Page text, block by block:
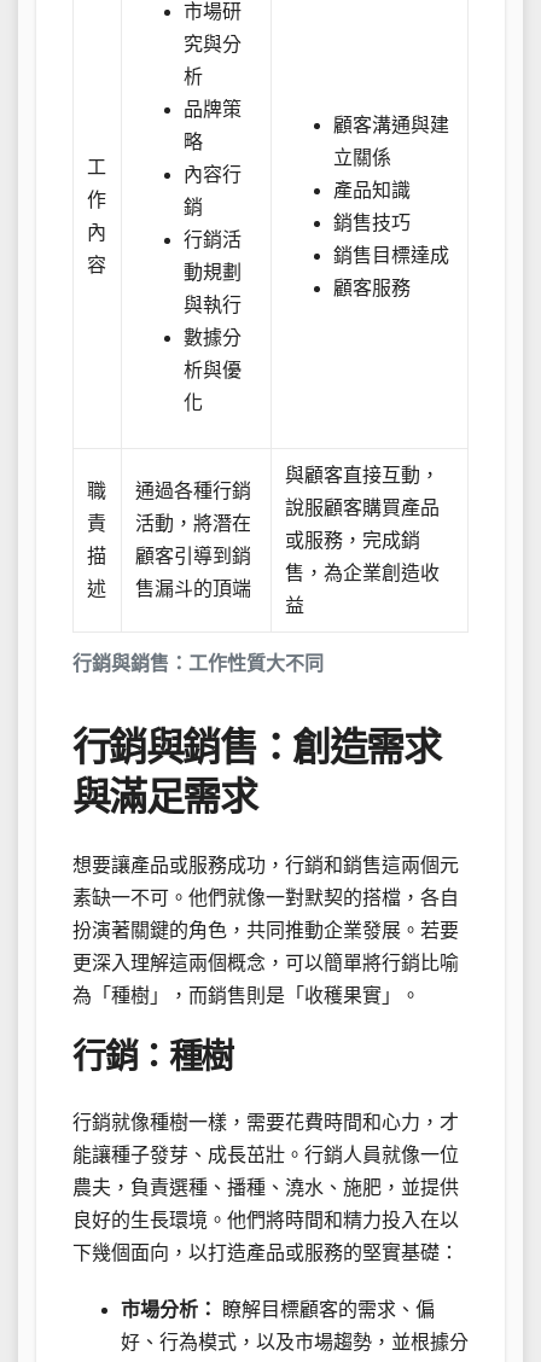
行銷與銷售：工作性質大不同
工
作
內
容
市場研
究與分
析
品牌策
略
內容行
銷
行銷活
動規劃
與執行
數據分
析與優
化
顧客溝通與建
立關係
產品知識
銷售技巧
銷售目標達成
顧客服務
職
責
描
述
通過各種行銷
活動，將潛在
顧客引導到銷
售漏斗的頂端
與顧客直接互動，
說服顧客購買產品
或服務，完成銷
售，為企業創造收
益
行銷與銷售：創造需求
與滿足需求
想要讓產品或服務成功，行銷和銷售這兩個元
素缺一不可。他們就像一對默契的搭檔，各自
扮演著關鍵的角色，共同推動企業發展。若要
更深入理解這兩個概念，可以簡單將行銷比喻
為「種樹」，而銷售則是「收穫果實」。
行銷：種樹
行銷就像種樹一樣，需要花費時間和心力，才
能讓種子發芽、成長茁壯。行銷人員就像一位
農夫，負責選種、播種、澆水、施肥，並提供
良好的生長環境。他們將時間和精力投入在以
下幾個面向，以打造產品或服務的堅實基礎：
市場分析：
瞭解目標顧客的需求、偏
好、行為模式，以及市場趨勢，並根據分